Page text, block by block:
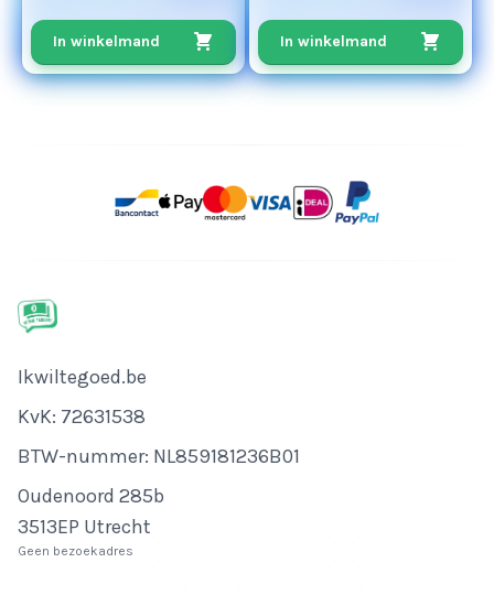
In winkelmand In winkelmand
Bedrijfsnaam
Ikwiltegoed.be
KvK-nummer
KvK: 72631538
Btw-nummer
BTW-nummer: NL859181236B01
Adres
Oudenoord 285b
3513EP Utrecht
Geen bezoekadres